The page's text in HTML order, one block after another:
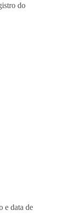
do
e data de